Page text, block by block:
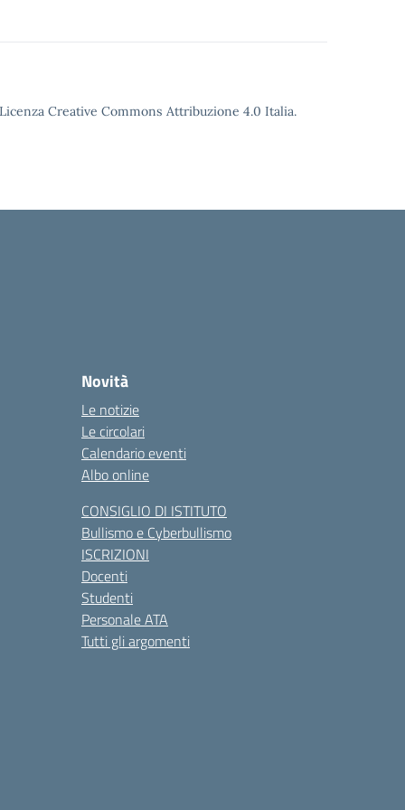
Creative Commons Attribuzione 4.0 Italia.
Novità
Le notizie
Le circolari
Calendario eventi
Albo online
CONSIGLIO DI ISTITUTO
Bullismo e Cyberbullismo
ISCRIZIONI
Docenti
Studenti
Personale ATA
Tutti gli argomenti